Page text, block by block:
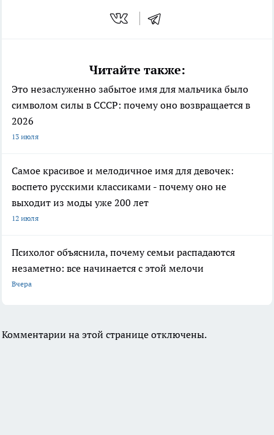
Читайте также:
Это незаслуженно забытое имя для мальчика было
символом силы в СССР: почему оно возвращается в
2026
13 июля
Самое красивое и мелодичное имя для девочек:
воспето русскими классиками - почему оно не
выходит из моды уже 200 лет
12 июля
Психолог объяснила, почему семьи распадаются
незаметно: все начинается с этой мелочи
Вчера
Комментарии на этой странице отключены.